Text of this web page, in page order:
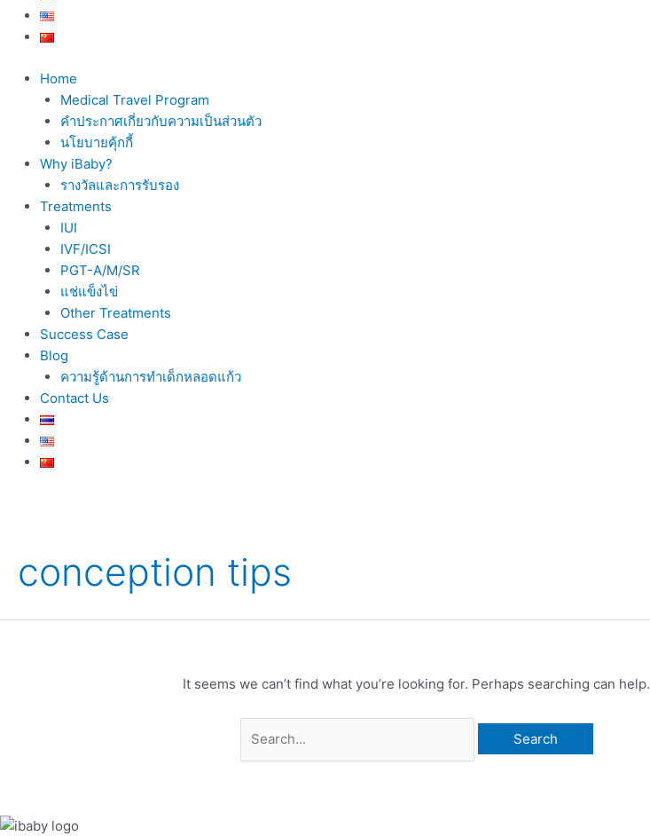
Home
Medical Travel Program
คำประกาศเกี่ยวกับความเป็นส่วนตัว
นโยบายคุ้กกี้
Why iBaby?
รางวัลและการรับรอง
Treatments
IUI
IVF/ICSI
PGT-A/M/SR
แช่แข็งไข่
Other Treatments
Success Case
Blog
ความรู้ด้านการทำเด็กหลอดแก้ว
Contact Us
conception tips
It seems we can’t find what you’re looking for. Perhaps searching can help.